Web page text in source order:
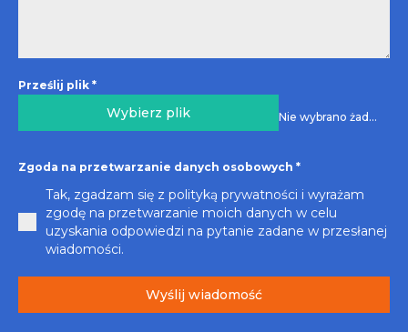
Prześlij plik *
Wybierz plik Nie wybrano żadnego pliku
Zgoda na przetwarzanie danych osobowych *
Tak, zgadzam się z polityką prywatności i wyrażam
zgodę na przetwarzanie moich danych w celu
uzyskania odpowiedzi na pytanie zadane w przesłanej
wiadomości.
Wyślij wiadomość